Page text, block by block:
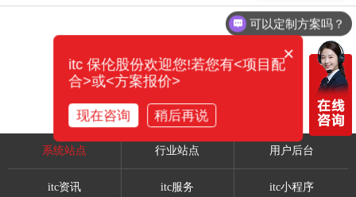
系统站点 行业站点 用户后台
itc资讯 itc服务 itc小程序
可以定制方案吗？
×
itc 保伦股份欢迎您!若您有<项目配
合>或<方案报价>
现在咨询 稍后再说